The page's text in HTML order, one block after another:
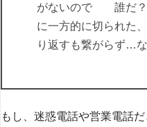
がないので 誰だ？
に一方的に切られた
り返すも繋がらず…
もし、迷惑電話や営業電話